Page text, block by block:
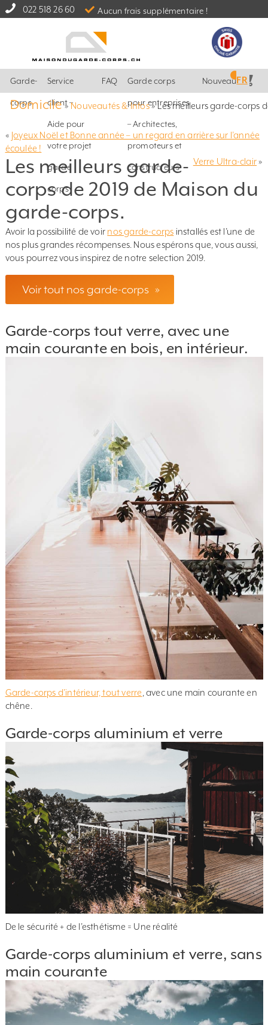
022 518 26 60 Aucun frais supplémentaire !
Garde-
corps
Service
client –
Aide pour
votre projet
garde
corps
FAQ Garde corps
pour entreprises
– Architectes,
promoteurs et
constructeurs
Nouveautés
FR
Domicile»Nouveautés & Infos»Les meilleurs garde-corps
« Joyeux Noël et Bonne année – un regard en arrière sur l’année
écoulée !
Verre Ultra-clair»
Les meilleurs garde-
corps de 2019 de Maison du
garde-corps.
Avoir la possibilité de voir nos garde-corps installés est l’une de
nos plus grandes récompenses. Nous espérons que, vous aussi,
vous pourrez vous inspirez de notre selection 2019.
Voir tout nos garde-corps »
Garde-corps tout verre, avec une
main courante en bois, en intérieur.
Garde-corps d’intérieur, tout verre , avec une main courante en
chêne.
Garde-corps aluminium et verre
De le sécurité + de l’esthétisme = Une réalité
Garde-corps aluminium et verre, sans
main courante